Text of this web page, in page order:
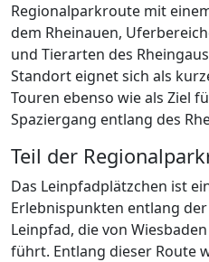
Regionalparkroute mit
dem Rheinauen,
und Tierarten des
Standort eignet sich als
Touren ebenso wie als Ziel
Spaziergang entlang des
Teil der
Das Leinpfadplätzchen ist
Erlebnispunkten entlang
Leinpfad, die von
führt. Entlang dieser Route